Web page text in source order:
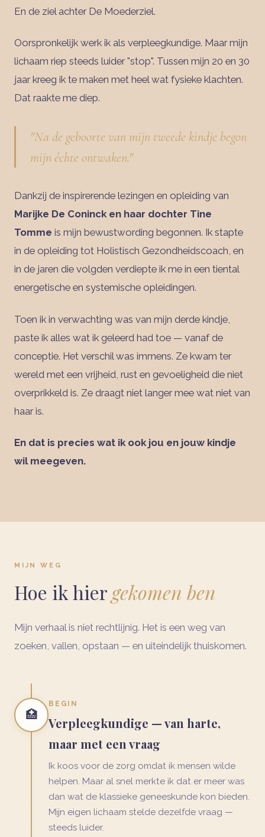
En de ziel achter De Moederziel.
Oorspronkelijk werk ik als verpleegkundige. Maar mijn
lichaam riep steeds luider "stop". Tussen mijn 20 en 30
jaar kreeg ik te maken met heel wat fysieke klachten.
Dat raakte me diep.
"Na de geboorte van mijn tweede kindje begon
mijn échte ontwaken."
Dankzij de inspirerende lezingen en opleiding van
Marijke De Coninck en haar dochter Tine
Tomme is mijn bewustwording begonnen. Ik stapte
in de opleiding tot Holistisch Gezondheidscoach, en
in de jaren die volgden verdiepte ik me in een tiental
energetische en systemische opleidingen.
Toen ik in verwachting was van mijn derde kindje,
paste ik alles wat ik geleerd had toe — vanaf de
conceptie. Het verschil was immens. Ze kwam ter
wereld met een vrijheid, rust en gevoeligheid die niet
overprikkeld is. Ze draagt niet langer mee wat niet van
haar is.
En dat is precies wat ik ook jou en jouw kindje
wil meegeven.
MIJN WEG
Hoe ik hier gekomen ben
Mijn verhaal is niet rechtlijnig. Het is een weg van
zoeken, vallen, opstaan — en uiteindelijk thuiskomen.
🏥
BEGIN
Verpleegkundige — van harte,
maar met een vraag
Ik koos voor de zorg omdat ik mensen wilde
helpen. Maar al snel merkte ik dat er meer was
dan wat de klassieke geneeskunde kon bieden.
Mijn eigen lichaam stelde dezelfde vraag —
steeds luider.